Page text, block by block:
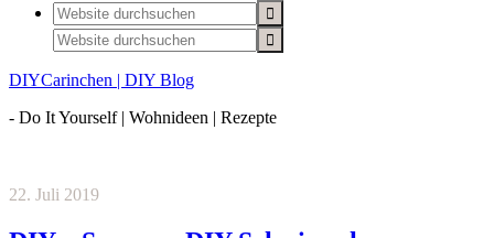
DIYCarinchen | DIY Blog
- Do It Yourself | Wohnideen | Rezepte
22. Juli 2019